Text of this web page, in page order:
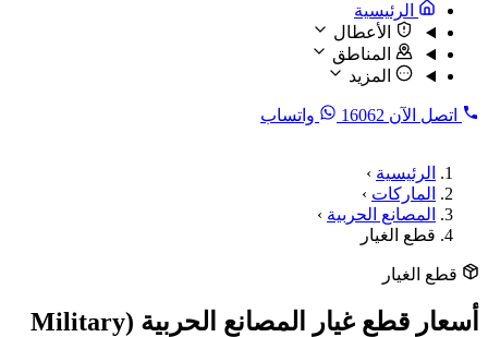
الرئيسية
الأعطال
المناطق
المزيد
اتصل الآن 16062 واتساب
الرئيسية ›
الماركات ›
المصانع الحربية ›
قطع الغيار
قطع الغيار
أسعار قطع غيار المصانع الحربية (Military